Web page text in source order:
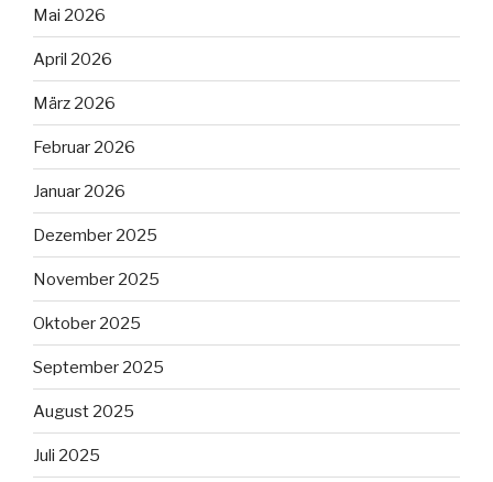
Mai 2026
April 2026
März 2026
Februar 2026
Januar 2026
Dezember 2025
November 2025
Oktober 2025
September 2025
August 2025
Juli 2025